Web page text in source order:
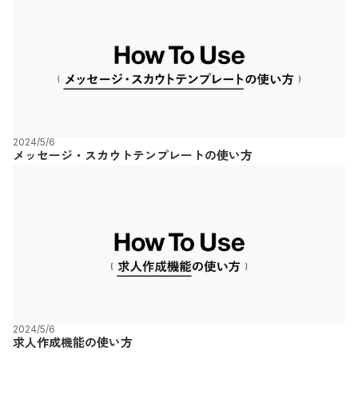
2024/5/6
メッセージ・スカウトテンプレートの使い方
2024/5/6
求人作成機能の使い方